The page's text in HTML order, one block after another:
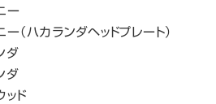
ー
ー（ハカランダヘッドプレート）
ダ
ダ
ッド